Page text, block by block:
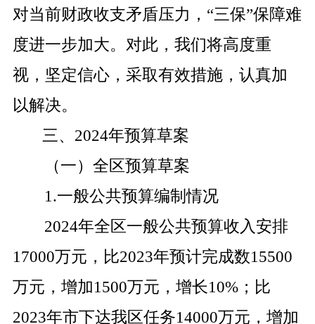
对当前财政收支矛盾压力，“三保”保障难
度进一步加大。对此，我们将高度重
视，坚定信心，采取有效措施，认真加
以解决。
三、 2024年预算草案
（一）全区预算草案
1.一般公共预算编制情况
2024年全区一般公共预算收入安排
17000万元，比2023年预计完成数15500
万元，增加1500万元，增长10%；比
2023年市下达我区任务14000万元，增加